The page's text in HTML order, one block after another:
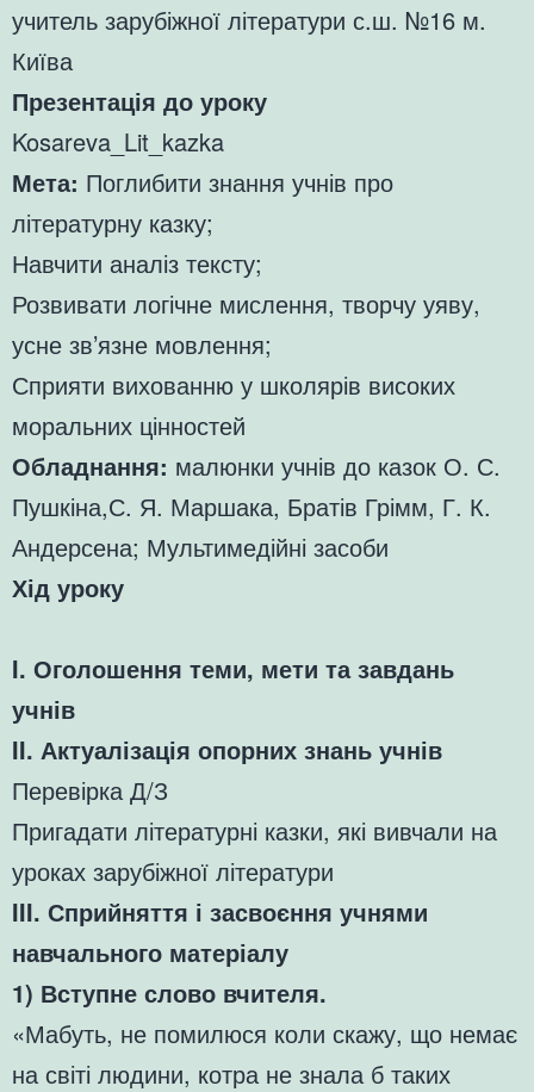
учитель зарубіжної літератури с.ш. №16 м.
Київа
Презентація до уроку
Kosareva_Lit_kazka
Мета: Поглибити знання учнів про
літературну казку;
Навчити аналіз тексту;
Розвивати логічне мислення, творчу уяву,
усне зв’язне мовлення;
Сприяти вихованню у школярів високих
моральних цінностей
Обладнання: малюнки учнів до казок О. С.
Пушкіна,С. Я. Маршака, Братів Грімм, Г. К.
Андерсена; Мультимедійні засоби
Хід уроку
I. Оголошення теми, мети та завдань
учнів
II. Актуалізація опорних знань учнів
Перевірка Д/З
Пригадати літературні казки, які вивчали на
уроках зарубіжної літератури
III. Сприйняття і засвоєння учнями
навчального матеріалу
1) Вступне слово вчителя.
«Мабуть, не помилюся коли скажу, що немає
на світі людини, котра не знала б таких